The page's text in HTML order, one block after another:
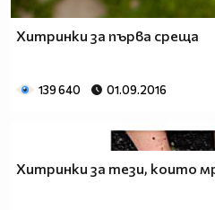
Хитринки за първа среща
139 640 01.09.2016
Хитринки за тези, които